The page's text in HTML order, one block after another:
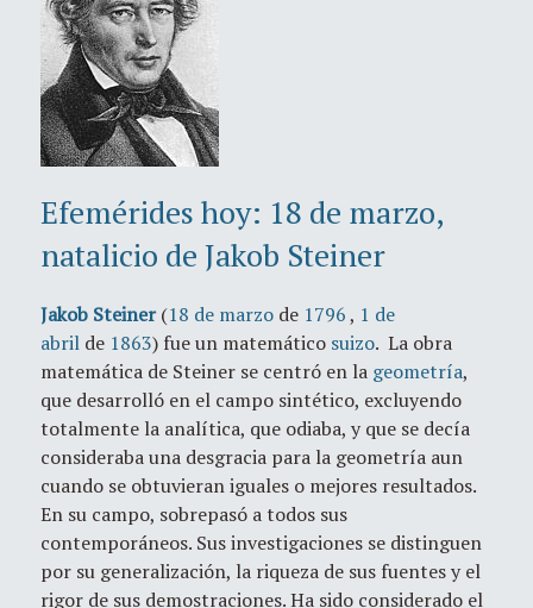
Efemérides hoy: 18 de marzo,
natalicio de Jakob Steiner
Jakob Steiner(18 de marzo de 1796, 1 de
abril de 1863) fue un matemático suizo. La obra
matemática de Steiner se centró en la geometría,
que desarrolló en el campo sintético, excluyendo
totalmente la analítica, que odiaba, y que se decía
consideraba una desgracia para la geometría aun
cuando se obtuvieran iguales o mejores resultados.
En su campo, sobrepasó a todos sus
contemporáneos. Sus investigaciones se distinguen
por su generalización, la riqueza de sus fuentes y el
rigor de sus demostraciones. Ha sido considerado el